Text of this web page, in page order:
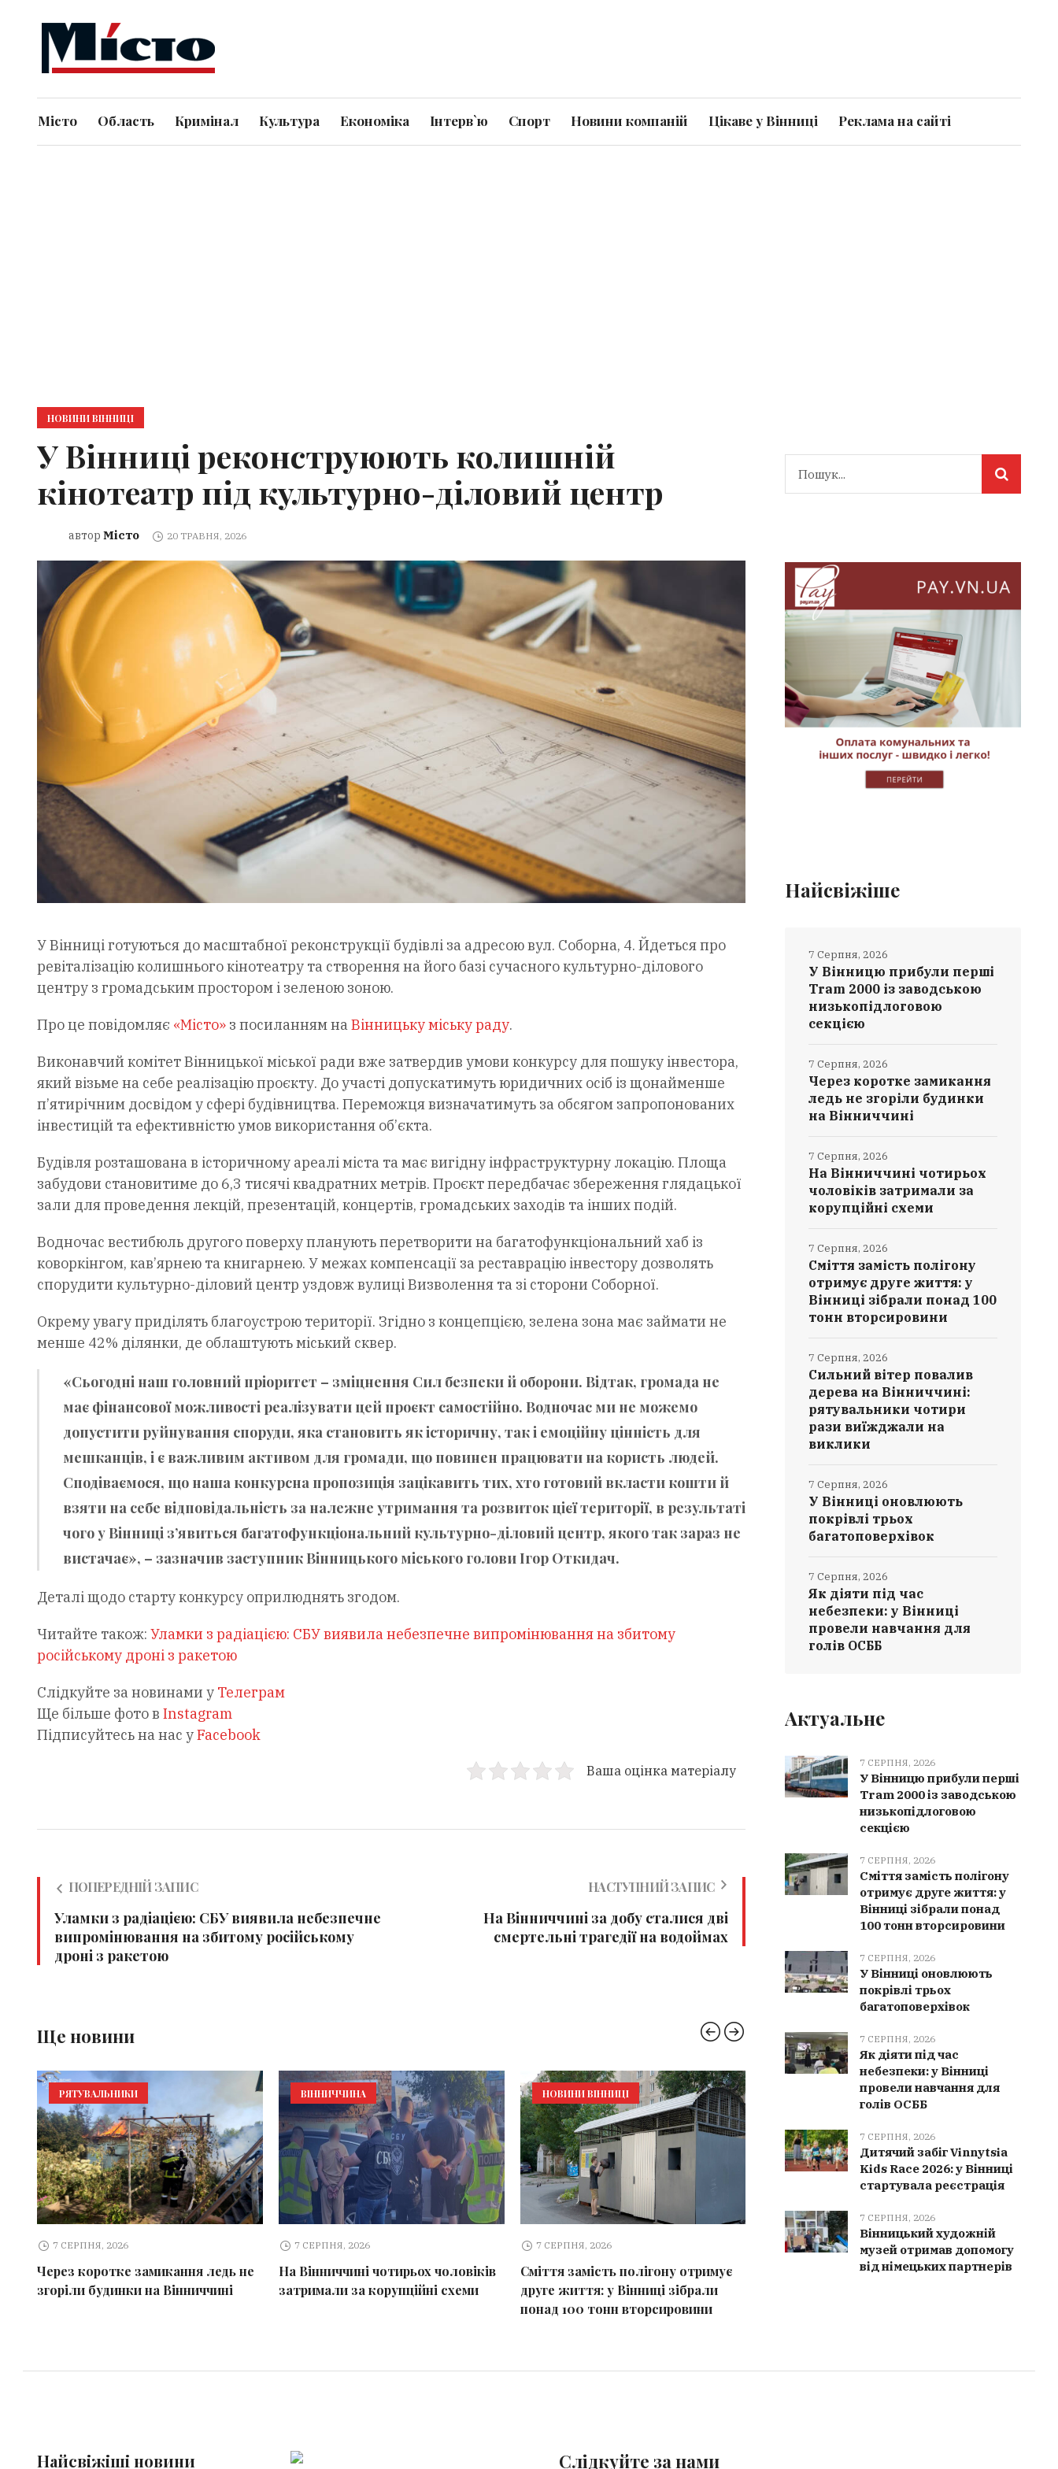
Місто Область Кримінал Культура Економіка Інтерв`ю Спорт Новини компаній Цікаве у Вінниці Реклама на сайті
НОВИНИ ВІННИЦІ
У Вінниці реконструюють колишній
кінотеатр під культурно-діловий центр
автор Місто 20 ТРАВНЯ, 2026
У Вінниці готуються до масштабної реконструкції будівлі за адресою вул. Соборна, 4. Йдеться про
ревіталізацію колишнього кінотеатру та створення на його базі сучасного культурно-ділового
центру з громадським простором і зеленою зоною.
Про це повідомляє «Місто»з посиланням наВінницьку міську раду.
Виконавчий комітет Вінницької міської ради вже затвердив умови конкурсу для пошуку інвестора,
який візьме на себе реалізацію проєкту. До участі допускатимуть юридичних осіб із щонайменше
п’ятирічним досвідом у сфері будівництва. Переможця визначатимуть за обсягом запропонованих
інвестицій та ефективністю умов використання об’єкта.
Будівля розташована в історичному ареалі міста та має вигідну інфраструктурну локацію. Площа
забудови становитиме до 6,3 тисячі квадратних метрів. Проєкт передбачає збереження глядацької
зали для проведення лекцій, презентацій, концертів, громадських заходів та інших подій.
Водночас вестибюль другого поверху планують перетворити на багатофункціональний хаб із
коворкінгом, кав’ярнею та книгарнею. У межах компенсації за реставрацію інвестору дозволять
спорудити культурно-діловий центр уздовж вулиці Визволення та зі сторони Соборної.
Окрему увагу приділять благоустрою території. Згідно з концепцією, зелена зона має займати не
менше 42% ділянки, де облаштують міський сквер.
«Сьогодні наш головний пріоритет – зміцнення Сил безпеки й оборони. Відтак, громада не
має фінансової можливості реалізувати цей проєкт самостійно. Водночас ми не можемо
допустити руйнування споруди, яка становить як історичну, так і емоційну цінність для
мешканців, і є важливим активом для громади, що повинен працювати на користь людей.
Сподіваємося, що наша конкурсна пропозиція зацікавить тих, хто готовий вкласти кошти й
взяти на себе відповідальність за належне утримання та розвиток цієї території, в результаті
чого у Вінниці з’явиться багатофункціональний культурно-діловий центр, якого так зараз не
вистачає», – зазначив заступник Вінницького міського голови Ігор Откидач.
Деталі щодо старту конкурсу оприлюднять згодом.
Читайте також: Уламки з радіацією: СБУ виявила небезпечне випромінювання на збитому
російському дроні з ракетою
Слідкуйте за новинами у Телеграм
Ще більше фото в Instagram
Підписуйтесь на нас уFacebook
Ваша оцінка матеріалу
ПОПЕРЕДНІЙ ЗАПИС
Уламки з радіацією: СБУ виявила небезпечне
випромінювання на збитому російському
дроні з ракетою
НАСТУПНИЙ ЗАПИС
На Вінниччині за добу сталися дві
смертельні трагедії на водоймах
Ще новини
РЯТУВАЛЬНИКИ
7 СЕРПНЯ, 2026
Через коротке замикання ледь не
згоріли будинки на Вінниччині
ВІННИЧЧИНА
7 СЕРПНЯ, 2026
На Вінниччині чотирьох чоловіків
затримали за корупційні схеми
НОВИНИ ВІННИЦІ
7 СЕРПНЯ, 2026
Сміття замість полігону отримує
друге життя: у Вінниці зібрали
понад 100 тонн вторсировини
РЯТУВАЛЬНИКИ
7 СЕРПНЯ, 2026
Сильний вітер повалив дерева на
У
Найсвіжіше
У Вінницю прибули перші
Tram 2000 із заводською
низькопідлоговою
секцією
7 Серпня, 2026
Через коротке замикання
ледь не згоріли будинки
на Вінниччині
7 Серпня, 2026
На Вінниччині чотирьох
чоловіків затримали за
корупційні схеми
7 Серпня, 2026
Сміття замість полігону
отримує друге життя: у
Вінниці зібрали понад 100
тонн вторсировини
7 Серпня, 2026
Сильний вітер повалив
дерева на Вінниччині:
рятувальники чотири
рази виїжджали на
виклики
7 Серпня, 2026
У Вінниці оновлюють
покрівлі трьох
багатоповерхівок
7 Серпня, 2026
Як діяти під час
небезпеки: у Вінниці
провели навчання для
голів ОСББ
7 Серпня, 2026
Актуальне
7 СЕРПНЯ, 2026
У Вінницю прибули перші
Tram 2000 із заводською
низькопідлоговою
секцією
7 СЕРПНЯ, 2026
Сміття замість полігону
отримує друге життя: у
Вінниці зібрали понад
100 тонн вторсировини
7 СЕРПНЯ, 2026
У Вінниці оновлюють
покрівлі трьох
багатоповерхівок
7 СЕРПНЯ, 2026
Як діяти під час
небезпеки: у Вінниці
провели навчання для
голів ОСББ
7 СЕРПНЯ, 2026
Дитячий забіг Vinnytsia
Kids Race 2026: у Вінниці
стартувала реєстрація
7 СЕРПНЯ, 2026
Вінницький художній
музей отримав допомогу
від німецьких партнерів
Найсвіжіші новини Слідкуйте за нами